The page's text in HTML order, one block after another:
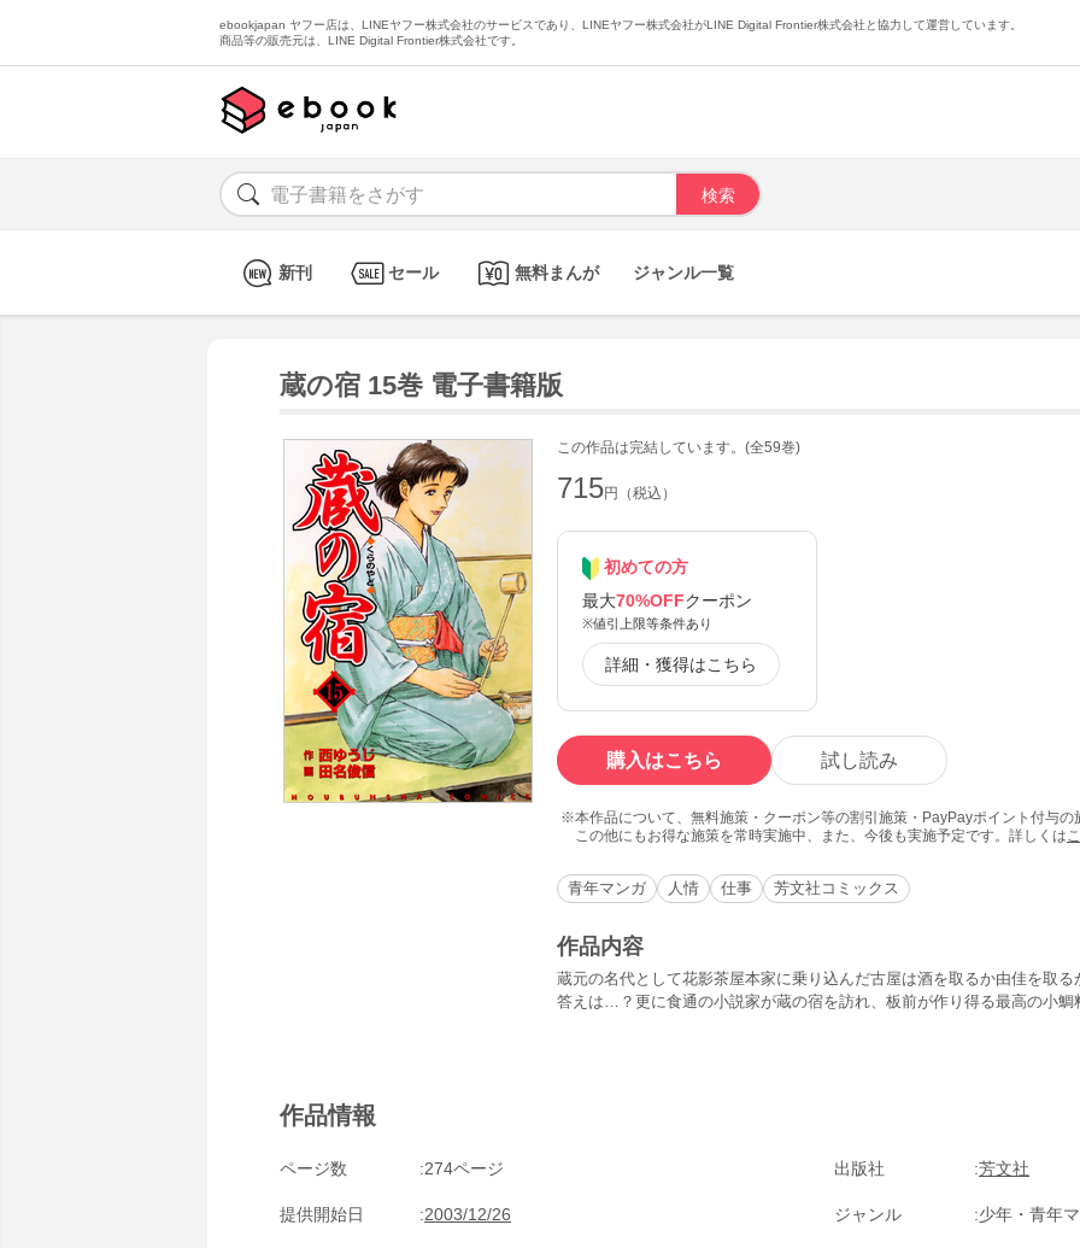
ebookjapan ヤフー店は、LINEヤフー株式会社のサービスであり、LINEヤフー株式会社がLINE Digital Frontier株式会社と協力して運営しています。
商品等の販売元は、LINE Digital Frontier株式会社です。
新刊 セール 無料まんが ジャンル一覧
蔵の宿 15巻 電子書籍版
この作品は完結しています。(全59巻)
715円（税込）
初めての方
最大70%OFFクーポン
※値引上限等条件あり
詳細・獲得はこちら
購入はこちら 試し読み
本作品について、無料施策・クーポン等の割引施策・PayPayポイント付与
この他にもお得な施策を常時実施中、また、今後も実施予定です。詳しくは
青年マンガ 人情 仕事 芳文社コミックス
作品内容
蔵元の名代として花影茶屋本家に乗り込んだ古屋は酒を取るか由佳を取
答えは…？更に食通の小説家が蔵の宿を訪れ、板前が作り得る最高の小
作品情報
ページ数 274ページ 出版社 芳文社
提供開始日 2003/12/26 ジャンル 少年・青年